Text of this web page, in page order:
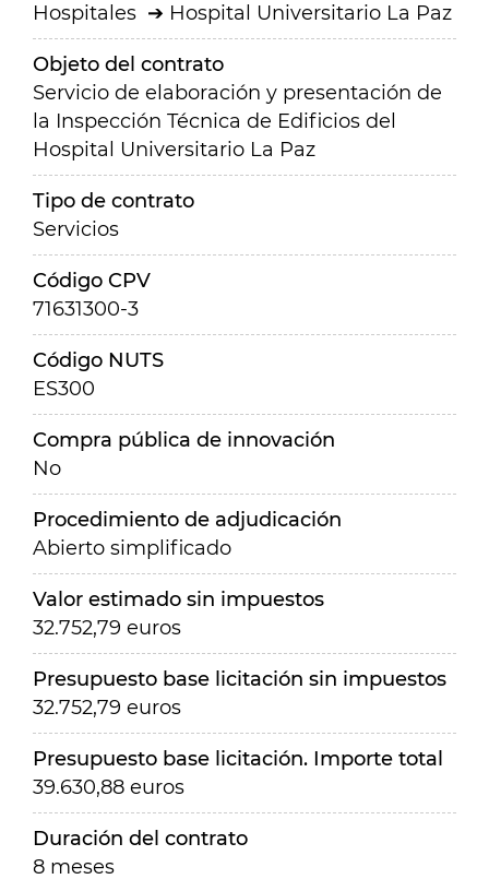
Hospitales
Hospital Universitario La Paz
Objeto del contrato
Servicio de elaboración y presentación de
la Inspección Técnica de Edificios del
Hospital Universitario La Paz
Tipo de contrato
Servicios
Código CPV
71631300-3
Código NUTS
ES300
Compra pública de innovación
No
Procedimiento de adjudicación
Abierto simplificado
Valor estimado sin impuestos
32.752,79 euros
Presupuesto base licitación sin impuestos
32.752,79 euros
Presupuesto base licitación. Importe total
39.630,88 euros
Duración del contrato
8 meses